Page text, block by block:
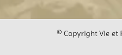
© Copyright Vie et